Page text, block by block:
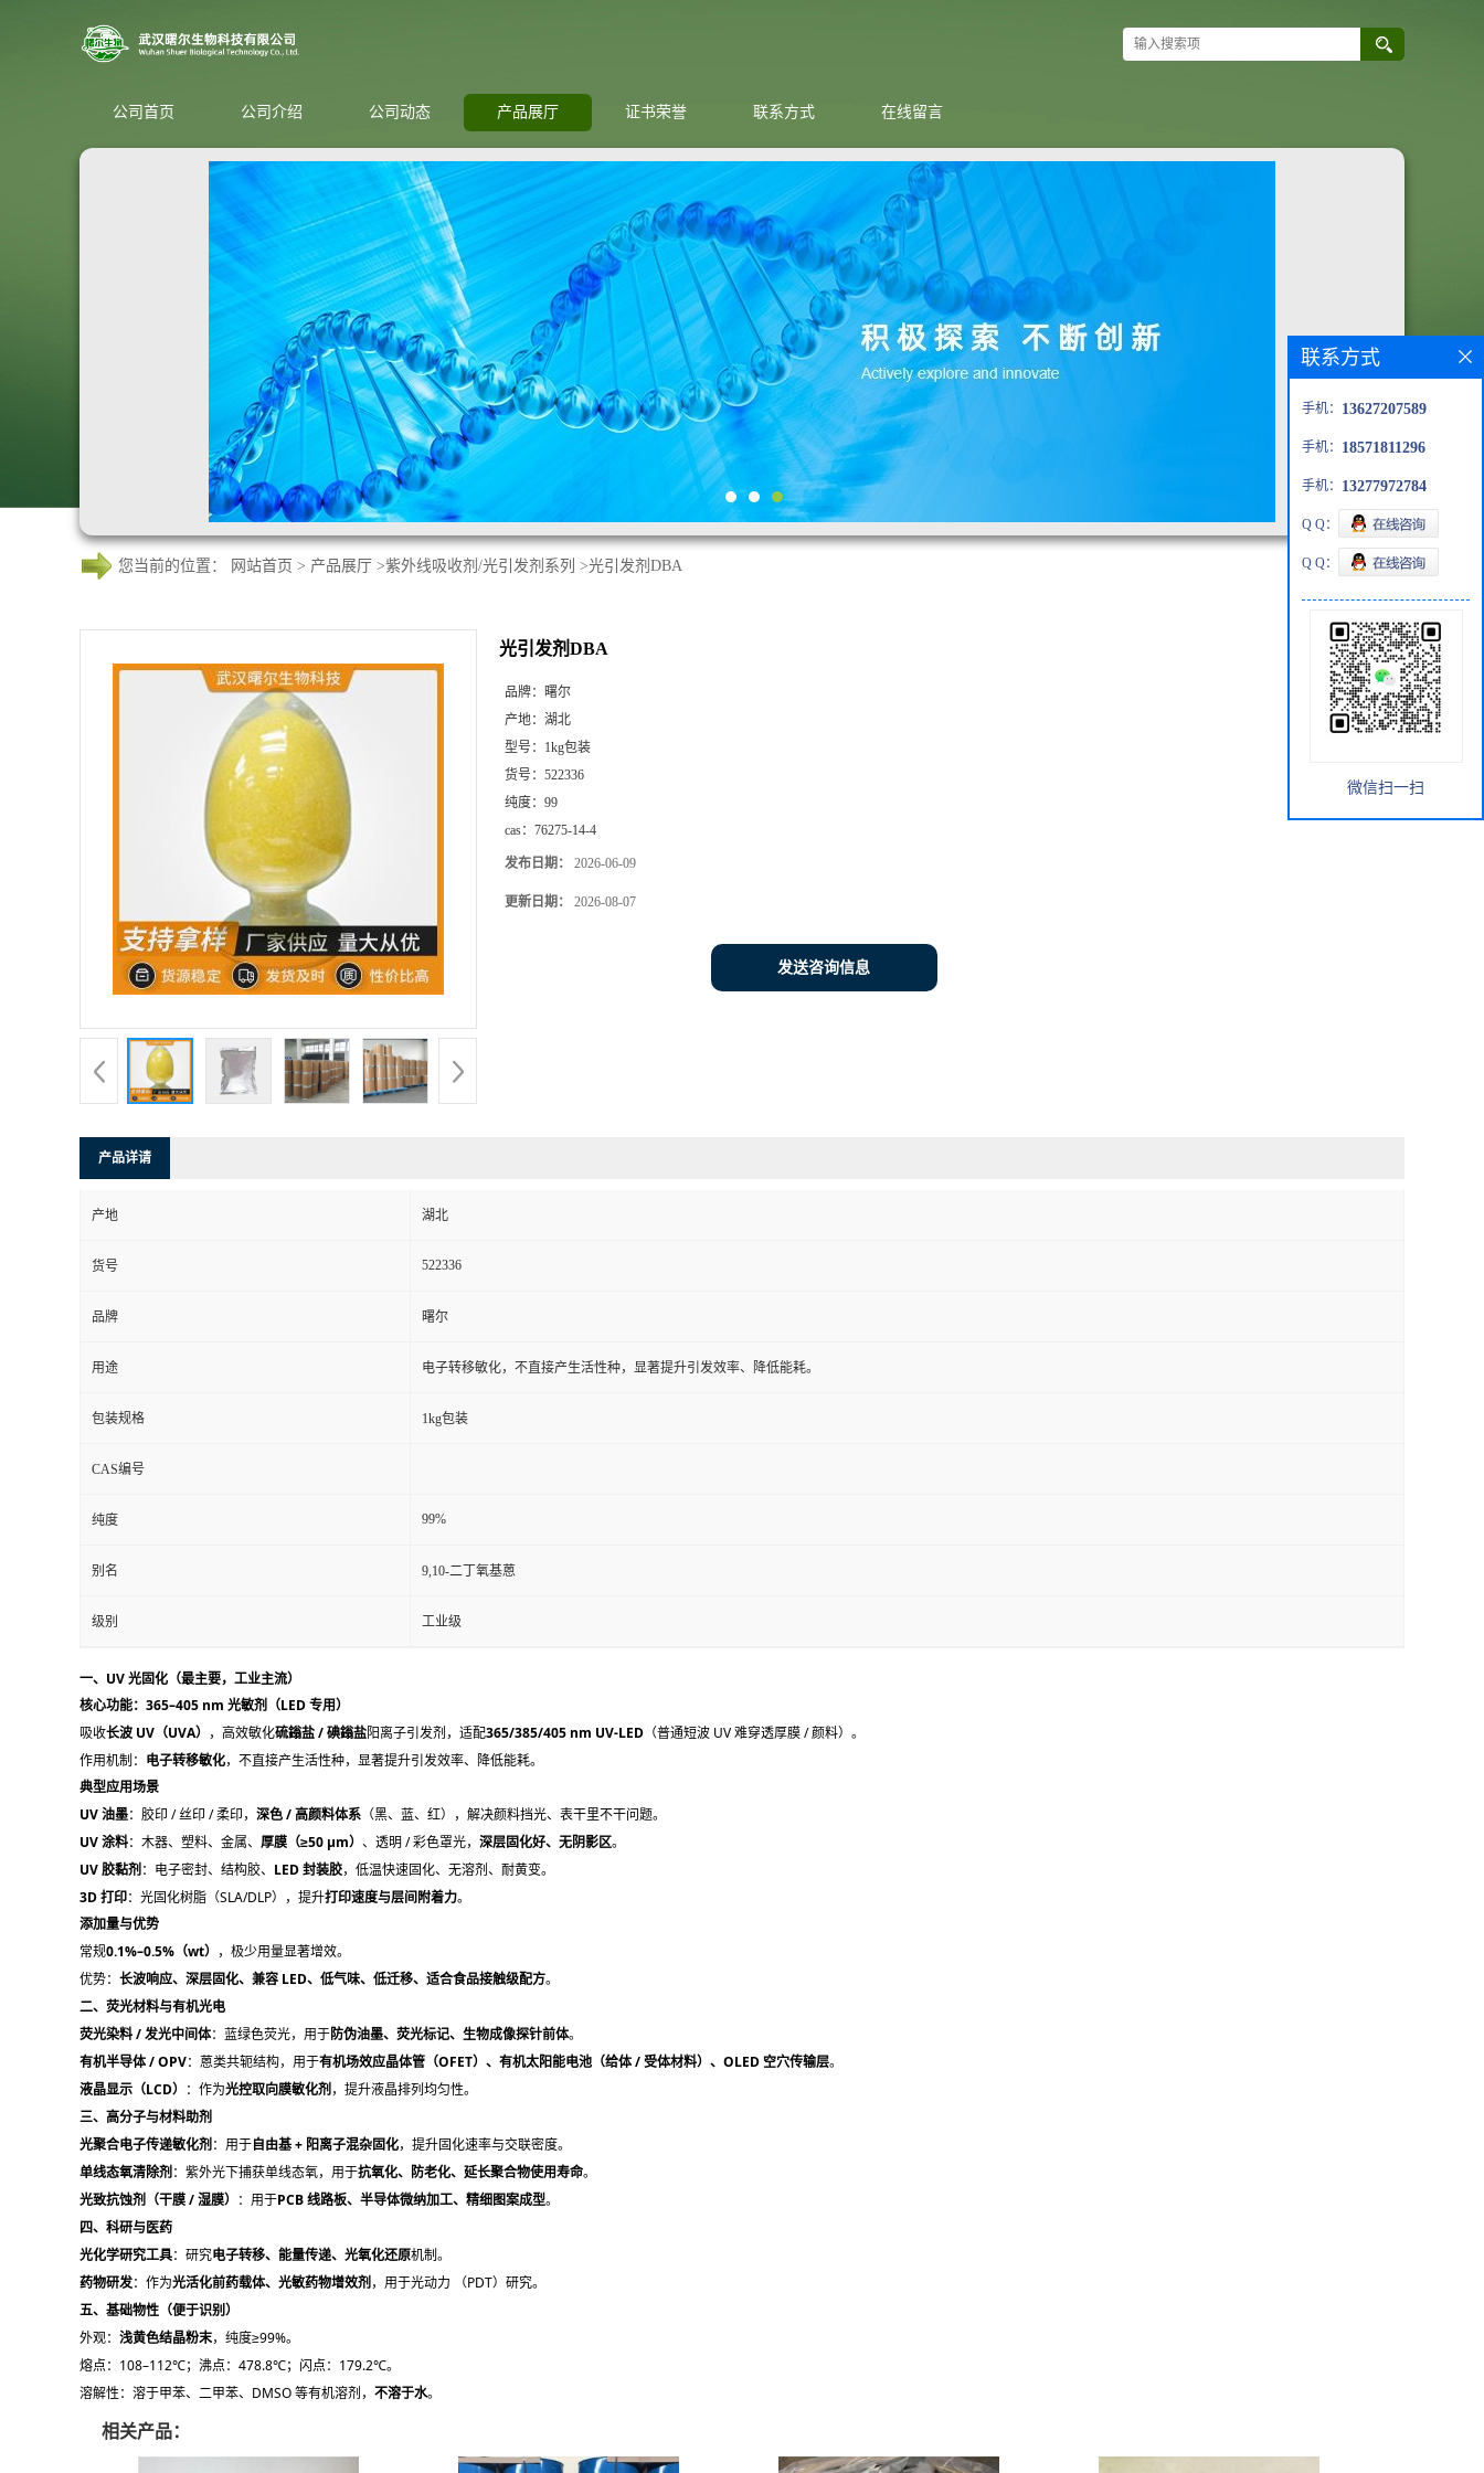
公司首页 公司介绍 公司动态 产品展厅 证书荣誉 联系方式 在线留言
您当前的位置： 网站首页 > 产品展厅 >紫外线吸收剂/光引发剂系列 >光引发剂DBA
光引发剂DBA
品牌： 曙尔
产地： 湖北
型号： 1kg包装
货号： 522336
纯度： 99
cas： 76275-14-4
发布日期： 2026-06-09
更新日期： 2026-08-07
发送咨询信息
产品详请
产地 湖北
货号 522336
品牌 曙尔
用途 电子转移敏化，不直接产生活性种，显著提升引发效率、降低能耗。
包装规格 1kg包装
CAS编号
纯度 99%
别名 9,10-二丁氧基蒽
级别 工业级
一、UV 光固化（最主要，工业主流）
核心功能：365–405 nm 光敏剂（LED 专用）
吸收长波 UV（UVA） ，高效敏化硫鎓盐 / 碘鎓盐阳离子引发剂，适配365/385/405 nm UV-LED （普通短波 UV 难穿透厚膜 / 颜料）。
作用机制： 电子转移敏化，不直接产生活性种，显著提升引发效率、降低能耗。
典型应用场景
UV 油墨：胶印 / 丝印 / 柔印， 深色 / 高颜料体系 （黑、蓝、红），解决颜料挡光、表干里不干问题。
UV 涂料：木器、塑料、金属、 厚膜（≥50 μm） 、透明 / 彩色罩光， 深层固化好、无阴影区。
UV 胶黏剂：电子密封、结构胶、 LED 封装胶，低温快速固化、无溶剂、耐黄变。
3D 打印：光固化树脂（SLA/DLP），提升打印速度与层间附着力。
添加量与优势
常规0.1%–0.5%（wt） ，极少用量显著增效。
优势： 长波响应、深层固化、兼容 LED、低气味、低迁移、适合食品接触级配方。
二、荧光材料与有机光电
荧光染料 / 发光中间体：蓝绿色荧光，用于防伪油墨、荧光标记、生物成像探针前体。
有机半导体 / OPV：蒽类共轭结构，用于有机场效应晶体管（OFET）、有机太阳能电池（给体 / 受体材料）、OLED 空穴传输层。
液晶显示（LCD） ：作为光控取向膜敏化剂，提升液晶排列均匀性。
三、高分子与材料助剂
光聚合电子传递敏化剂：用于自由基 + 阳离子混杂固化，提升固化速率与交联密度。
单线态氧清除剂：紫外光下捕获单线态氧，用于抗氧化、防老化、延长聚合物使用寿命。
光致抗蚀剂（干膜 / 湿膜） ：用于PCB 线路板、半导体微纳加工、精细图案成型。
四、科研与医药
光化学研究工具：研究电子转移、能量传递、光氧化还原机制。
药物研发：作为光活化前药载体、光敏药物增效剂，用于光动力 （PDT）研究。
五、基础物性（便于识别）
外观： 浅黄色结晶粉末，纯度≥99%。
熔点：108–112℃；沸点：478.8℃；闪点：179.2℃。
溶解性：溶于甲苯、二甲苯、DMSO 等有机溶剂， 不溶于水。
相关产品：
联系方式
手机： 13627207589
手机： 18571811296
手机： 13277972784
Q Q：
Q Q：
微信扫一扫